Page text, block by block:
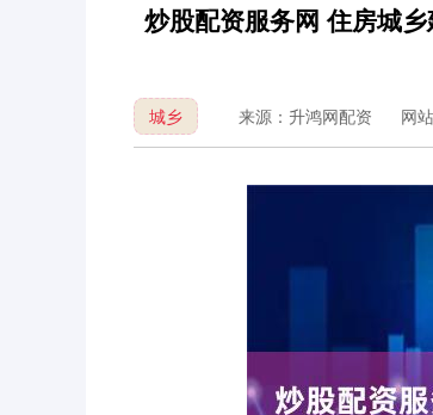
炒股配资服务网 住房城
城乡 来源：升鸿网配资 网